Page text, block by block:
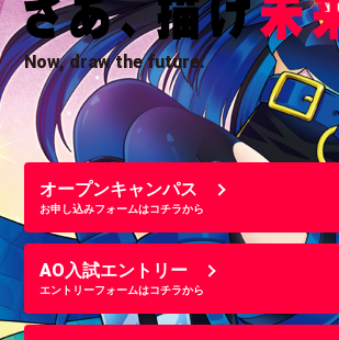
Now, draw the future.
オープンキャンパス
お申し込みフォームはコチラから
AO入試エントリー
エントリーフォームはコチラから